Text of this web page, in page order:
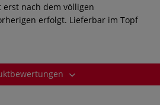
erst nach dem völligen
erfolgt. Lieferbar im Topf